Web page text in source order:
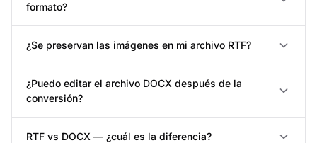
formato?
¿Se preservan las imágenes en mi archivo RTF?
¿Puedo editar el archivo DOCX después de la
conversión?
RTF vs DOCX — ¿cuál es la diferencia?